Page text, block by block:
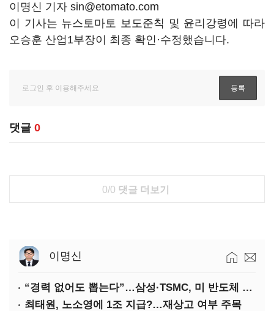
이명신 기자 sin@etomato.com
이 기사는 뉴스토마토 보도준칙 및 윤리강령에 따라
오승훈 산업1부장이 최종 확인·수정했습니다.
댓글 0
0/0 댓글 더보기
이명신
“경력 없어도 뽑는다”…삼성·TSMC, 미 반도체 인재 쟁탈전
최태원, 노소영에 1조 지급?…재상고 여부 주목